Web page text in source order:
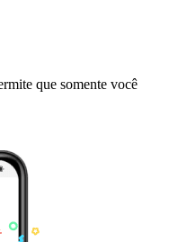
que somente você